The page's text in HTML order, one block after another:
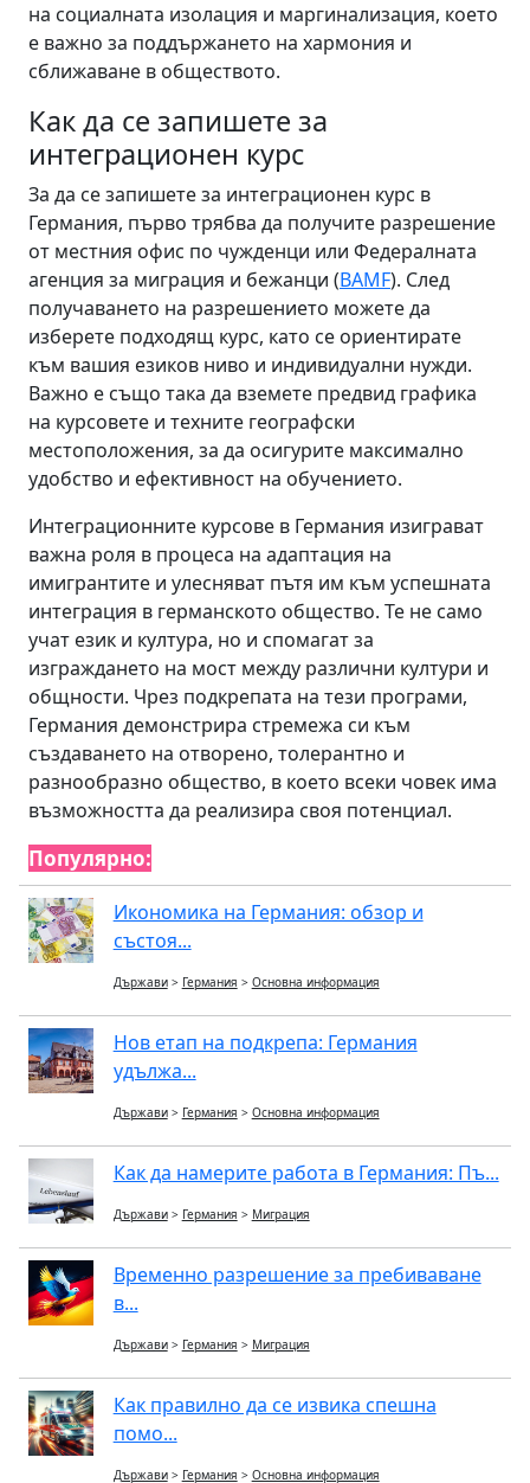
на социалната изолация и маргинализация, което
е важно за поддържането на хармония и
сближаване в обществото.
Как да се запишете за
интеграционен курс
За да се запишете за интеграционен курс в
Германия, първо трябва да получите разрешение
от местния офис по чужденци или Федералната
агенция за миграция и бежанци (BAMF). След
получаването на разрешението можете да
изберете подходящ курс, като се ориентирате
към вашия езиков ниво и индивидуални нужди.
Важно е също така да вземете предвид графика
на курсовете и техните географски
местоположения, за да осигурите максимално
удобство и ефективност на обучението.
Интеграционните курсове в Германия изиграват
важна роля в процеса на адаптация на
имигрантите и улесняват пътя им към успешната
интеграция в германското общество. Те не само
учат език и култура, но и спомагат за
изграждането на мост между различни култури и
общности. Чрез подкрепата на тези програми,
Германия демонстрира стремежа си към
създаването на отворено, толерантно и
разнообразно общество, в което всеки човек има
възможността да реализира своя потенциал.
Популярно:
Икономика на Германия: обзор и
състоя...
Държави > Германия > Основна информация
Нов етап на подкрепа: Германия
удължа...
Държави > Германия > Основна информация
Как да намерите работа в Германия: Пъ...
Държави > Германия > Миграция
Временно разрешение за пребиваване
в...
Държави > Германия > Миграция
Как правилно да се извика спешна
помо...
Държави > Германия > Основна информация